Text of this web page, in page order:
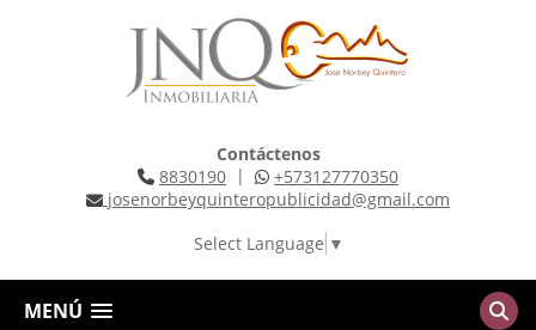
Contáctenos
8830190 |
+573127770350
josenorbeyquinteropublicidad@gmail.com
Select Language ▼
MENÚ